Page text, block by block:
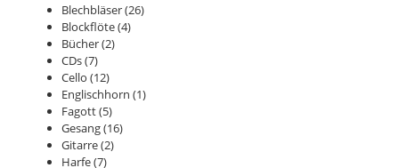
Blechbläser(26)
Blockflöte(4)
Bücher(2)
CDs(7)
Cello (12)
Englischhorn (1)
Fagott(5)
Gesang(16)
Gitarre(2)
Harfe(7)